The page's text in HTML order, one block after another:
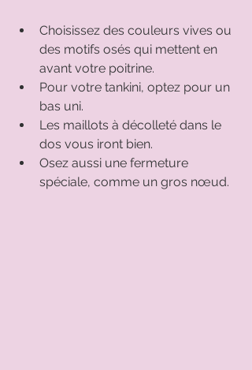
Choisissez des couleurs vives ou
des motifs osés qui mettent en
avant votre poitrine.
Pour votre tankini, optez pour un
bas uni.
Les maillots à décolleté dans le
dos vous iront bien.
Osez aussi une fermeture
spéciale, comme un gros nœud.